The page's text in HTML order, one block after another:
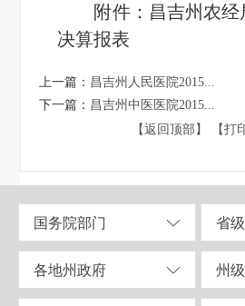
附件： 昌吉州农经
决算报表
上一篇： 昌吉州人民医院2015...
下一篇： 昌吉州中医医院2015...
【返回顶部】
【打
国务院部门 省
各地州政府 州